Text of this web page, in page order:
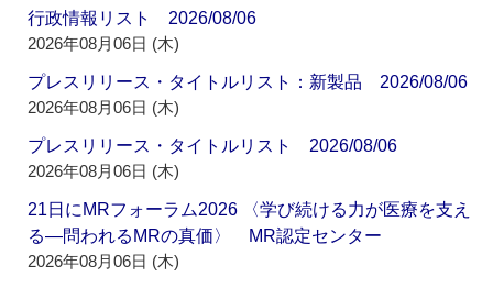
行政情報リスト 2026/08/06
2026年08月06日 (木)
プレスリリース・タイトルリスト：新製品 2026/08/06
2026年08月06日 (木)
プレスリリース・タイトルリスト 2026/08/06
2026年08月06日 (木)
21日にMRフォーラム2026 〈学び続ける力が医療を支え
る―問われるMRの真価〉 MR認定センター
2026年08月06日 (木)